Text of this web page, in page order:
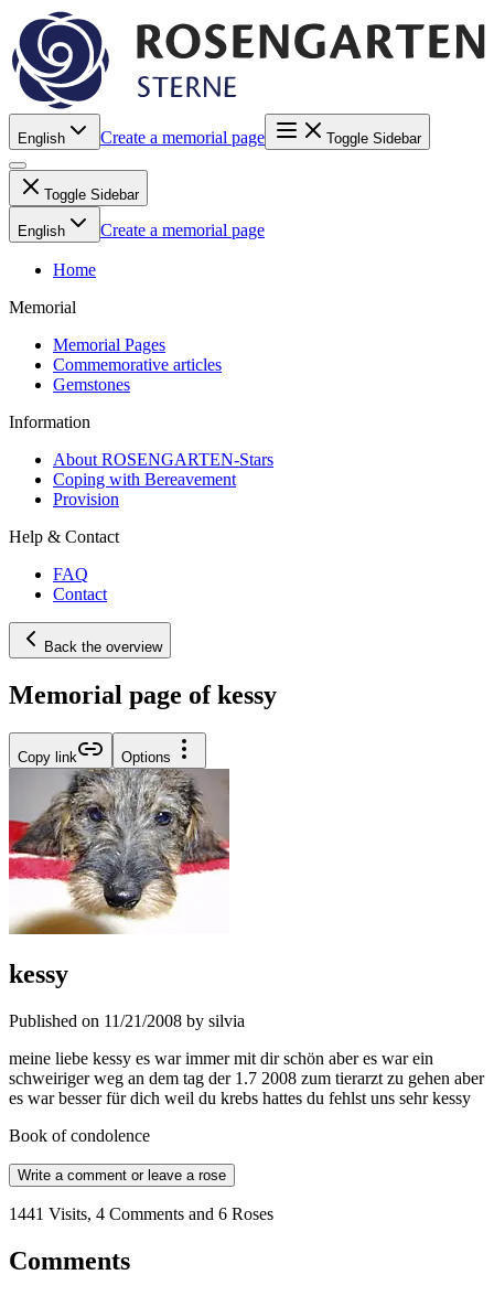
English Create a memorial page Toggle Sidebar
Toggle Sidebar
English Create a memorial page
Home
Memorial
Memorial Pages
Commemorative articles
Gemstones
Information
About ROSENGARTEN-Stars
Coping with Bereavement
Provision
Help & Contact
FAQ
Contact
Back the overview
Memorial page of kessy
Copy link Options
kessy
Published on 11/21/2008 by silvia
meine liebe kessy es war immer mit dir schön aber es war ein
schweiriger weg an dem tag der 1.7 2008 zum tierarzt zu gehen aber
es war besser für dich weil du krebs hattes du fehlst uns sehr kessy
Book of condolence
Write a comment or leave a rose
1441 Visits, 4 Comments and 6 Roses
Comments